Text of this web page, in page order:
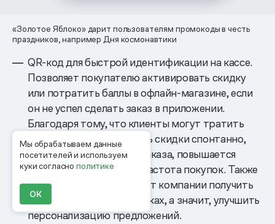
Мы обрабатываем данные
посетителей и используем
куки согласнополитике
ОК
«Золотое Яблоко» дарит пользователям промокоды в честь
праздников, например Дня космонавтики
QR-код для быстрой идентификации на кассе.
Позволяет покупателю активировать скидку
или потратить баллы в офлайн-магазине, если
он не успел сделать заказ в приложении.
Благодаря тому, что клиенты могут тратить
бонусы или активировать скидки спонтанно,
без предварительного заказа, повышается
их лояльность, а с ней и частота покупок. Также
идентификация позволяет компании получить
данные об офлайн-покупках, а значит, улучшить
персонализацию предложений.